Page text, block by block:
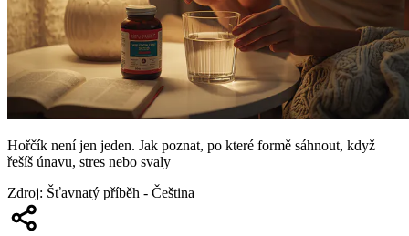
Hořčík není jen jeden. Jak poznat, po které formě sáhnout, když
řešíš únavu, stres nebo svaly
Zdroj: Šťavnatý příběh - Čeština